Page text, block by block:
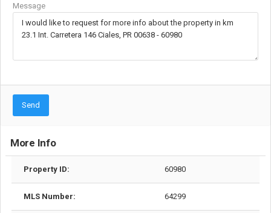
Message
Send
More Info
Property ID: 60980
MLS Number: 64299